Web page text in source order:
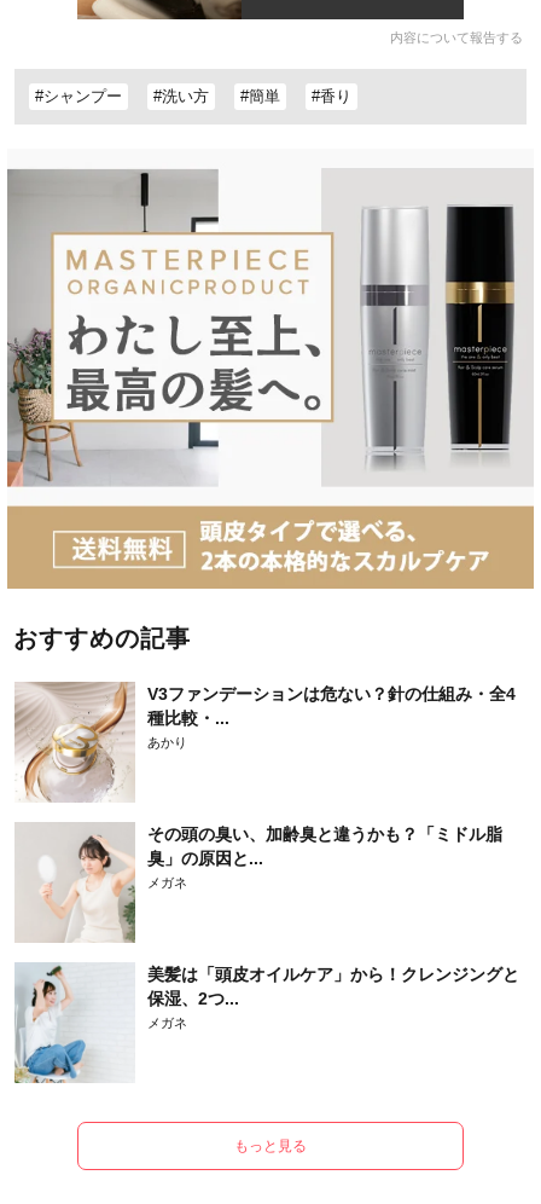
内容について報告する
#シャンプー #洗い方 #簡単 #香り
おすすめの記事
V3ファンデーションは危ない？針の仕組み・全4
種比較・...
あかり
その頭の臭い、加齢臭と違うかも？「ミドル脂
臭」の原因と...
メガネ
美髪は「頭皮オイルケア」から！クレンジングと
保湿、2つ...
メガネ
もっと見る